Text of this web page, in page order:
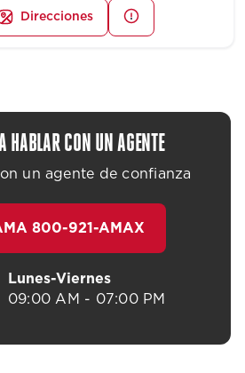
Direcciones
HABLAR CON UN AGENTE
un agente de confianza
800-921-AMAX
Lunes-Viernes
09:00 AM - 07:00 PM